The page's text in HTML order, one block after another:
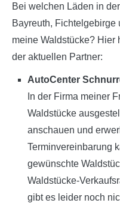
Bei welchen Läden in
Bayreuth, Fichtelgebirge
meine Waldstücke? Hier
der aktuellen Partner:
AutoCenter
In der Firma meiner
Waldstücke
anschauen und
Terminvereinbarung
gewünschte
Waldstücke-
gibt es leider noch